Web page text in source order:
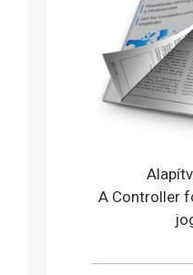
A Controller